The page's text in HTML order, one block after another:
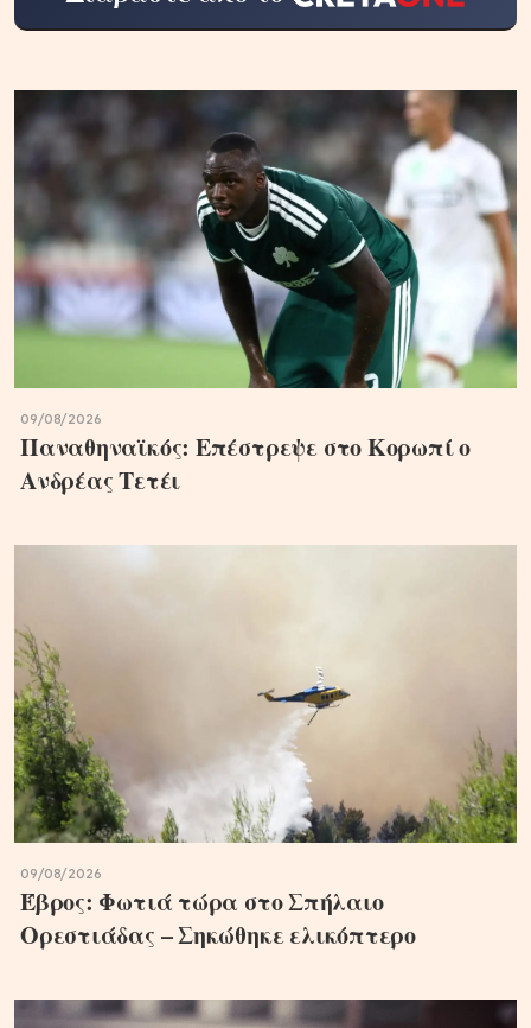
09/08/2026
Παναθηναϊκός: Επέστρεψε στο Κορωπί ο
Ανδρέας Τετέι
09/08/2026
Έβρος: Φωτιά τώρα στο Σπήλαιο
Ορεστιάδας – Σηκώθηκε ελικόπτερο